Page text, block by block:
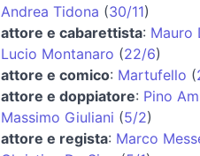
Andrea Tidona (30/11)
attore e cabarettista: Mauro
Lucio Montanaro (22/6)
attore e comico: Martufello (
attore e doppiatore: Pino
Massimo Giuliani (5/2)
attore e regista: Marco